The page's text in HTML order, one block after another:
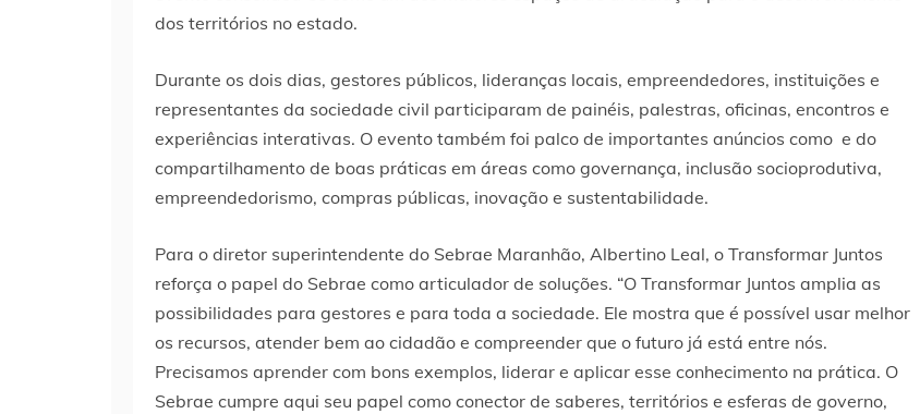
dos territórios no estado.
Durante os dois dias, gestores públicos, lideranças locais, empreendedores, instituições e
representantes da sociedade civil participaram de painéis, palestras, oficinas, encontros e
experiências interativas. O evento também foi palco de importantes anúncios como e do
compartilhamento de boas práticas em áreas como governança, inclusão socioprodutiva,
empreendedorismo, compras públicas, inovação e sustentabilidade.
Para o diretor superintendente do Sebrae Maranhão, Albertino Leal, o Transformar Juntos
reforça o papel do Sebrae como articulador de soluções. “O Transformar Juntos amplia as
possibilidades para gestores e para toda a sociedade. Ele mostra que é possível usar melhor
os recursos, atender bem ao cidadão e compreender que o futuro já está entre nós.
Precisamos aprender com bons exemplos, liderar e aplicar esse conhecimento na prática. O
Sebrae cumpre aqui seu papel como conector de saberes, territórios e esferas de governo,